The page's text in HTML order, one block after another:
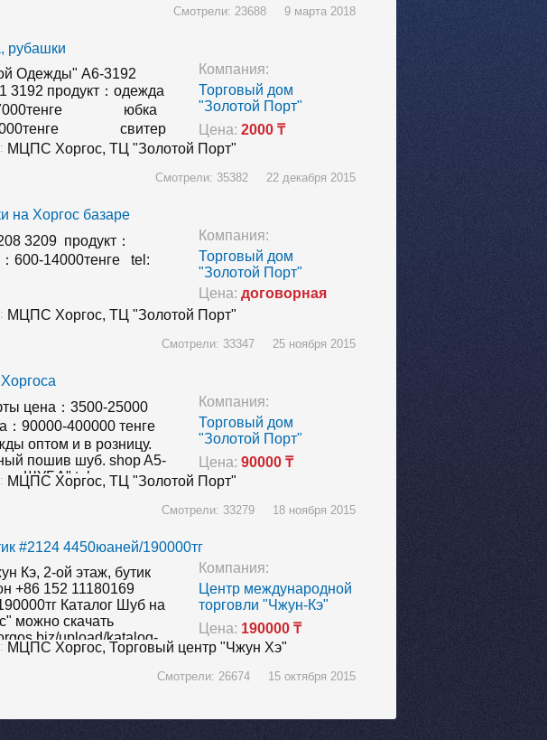
Смотрели: 23688 9 марта 2018
рубашки
Одежды" А6-3192
3192 продукт：одежда
7000тенге юбка
3000тенге свитер
3500тенге …
Компания:
Торговый дом
"Золотой Порт"
Цена: 2000 ₸
МЦПС Хоргос, ТЦ "Золотой Порт"
Смотрели: 35382 22 декабря 2015
на Хоргос базаре
3209 продукт：
600-14000тенге tel:
Компания:
Торговый дом
"Золотой Порт"
Цена: договорная
МЦПС Хоргос, ТЦ "Золотой Порт"
Смотрели: 33347 25 ноября 2015
цена：3500-25000
：90000-400000 тенге
оптом и в розницу.
пошив шуб. shop A5-
ШУБА" tel:
email:
Компания:
Торговый дом
"Золотой Порт"
Цена: 90000 ₸
МЦПС Хоргос, ТЦ "Золотой Порт"
Смотрели: 33279 18 ноября 2015
#2124 4450юаней/190000тг
Кэ, 2-ой этаж, бутик
+86 152 11180169
Каталог Шуб на
можно скачать
upload/katalog-
MCPS-Khorgos.docx
Компания:
Центр международной
торговли "Чжун-Кэ"
Цена: 190000 ₸
МЦПС Хоргос, Торговый центр "Чжун Хэ"
Смотрели: 26674 15 октября 2015